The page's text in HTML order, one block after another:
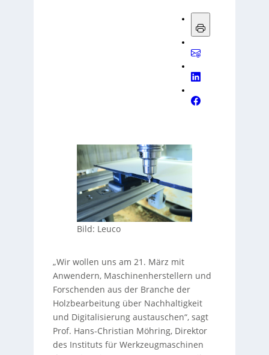
Bild: Leuco
„Wir wollen uns am 21. März mit
Anwendern, Maschinenherstellern und
Forschenden aus der Branche der
Holzbearbeitung über Nachhaltigkeit
und Digitalisierung austauschen“, sagt
Prof. Hans-Christian Möhring, Direktor
des Instituts für Werkzeugmaschinen